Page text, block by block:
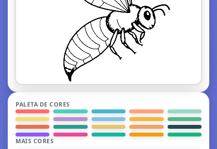
PALETA DE CORES
MAIS CORES